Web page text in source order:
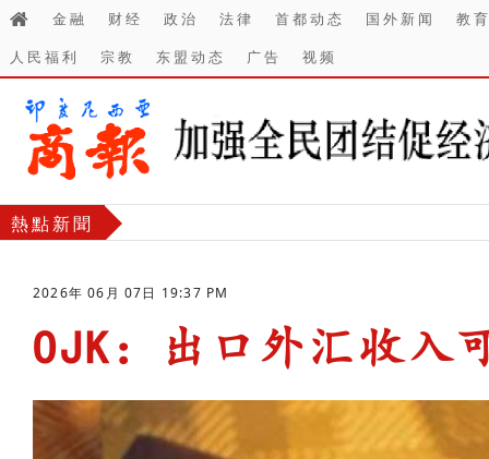
金融 财经 政治 法律 首都动态 国外新闻
教
人民福利
宗教 东盟动态 广告 视频
熱點新聞
2026年 06月 07日 19:37 PM
OJK：出口外汇收入